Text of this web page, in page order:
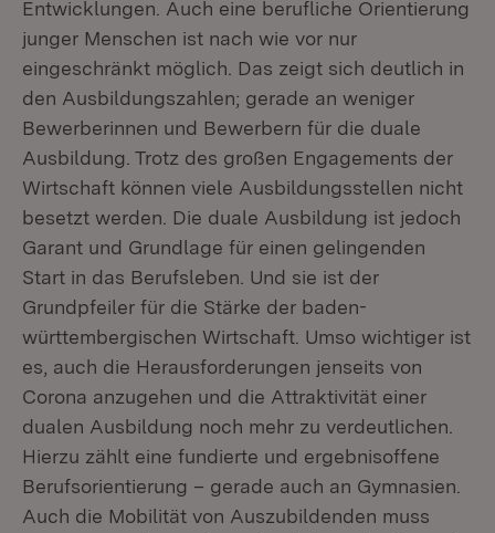
Entwicklungen. Auch eine berufliche Orientierung
junger Menschen ist nach wie vor nur
eingeschränkt möglich. Das zeigt sich deutlich in
den Ausbildungszahlen; gerade an weniger
Bewerberinnen und Bewerbern für die duale
Ausbildung. Trotz des großen Engagements der
Wirtschaft können viele Ausbildungsstellen nicht
besetzt werden. Die duale Ausbildung ist jedoch
Garant und Grundlage für einen gelingenden
Start in das Berufsleben. Und sie ist der
Grundpfeiler für die Stärke der baden-
württembergischen Wirtschaft. Umso wichtiger ist
es, auch die Herausforderungen jenseits von
Corona anzugehen und die Attraktivität einer
dualen Ausbildung noch mehr zu verdeutlichen.
Hierzu zählt eine fundierte und ergebnisoffene
Berufsorientierung – gerade auch an Gymnasien.
Auch die Mobilität von Auszubildenden muss